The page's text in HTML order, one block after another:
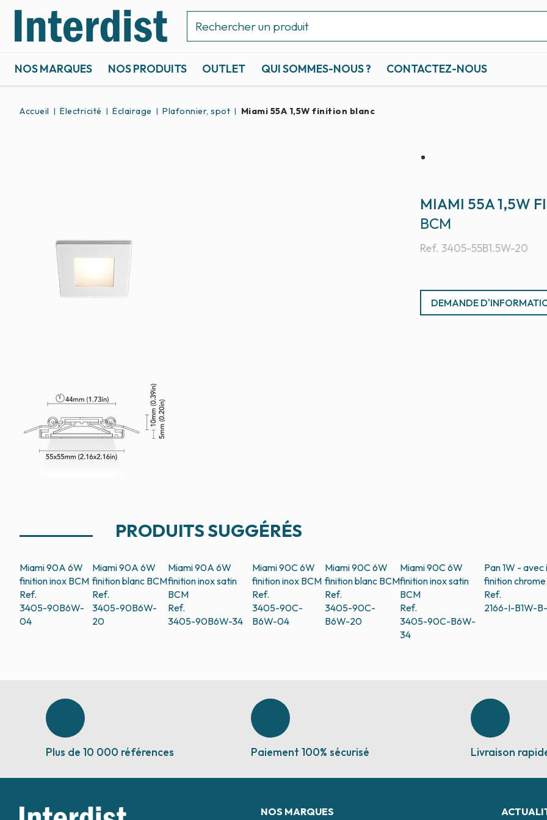
NOS MARQUES NOS PRODUITS OUTLET QUI SOMMES-NOUS ? CONTACTEZ-NOUS
Accueil Électricité Éclairage Plafonnier, spot Miami 55A 1,5W finition blanc
MIAMI 55A 1,5W
Ref. 3405-55B1.5W-20
BCM
DEMANDE
PRODUITS SUGGÉRÉS
Miami 90A 6W
finition inox BCM
Ref.
3405-90B6W-
04
Miami 90A 6W
finition blanc BCM
Ref.
3405-90B6W-
20
Miami 90A 6W
finition inox satin
BCM
Ref.
3405-90B6W-34
Miami 90C 6W
finition inox BCM
Ref.
3405-90C-
B6W-04
Miami 90C 6W
finition blanc BCM
Ref.
3405-90C-
B6W-20
Miami 90C 6W
finition inox satin
BCM
Ref.
3405-90C-B6W-
34
Pan 1W -
finition
Ref.
2166-I-B1W-
Plus de 10 000 références Paiement 100% sécurisé Livraison
NOS MARQUES